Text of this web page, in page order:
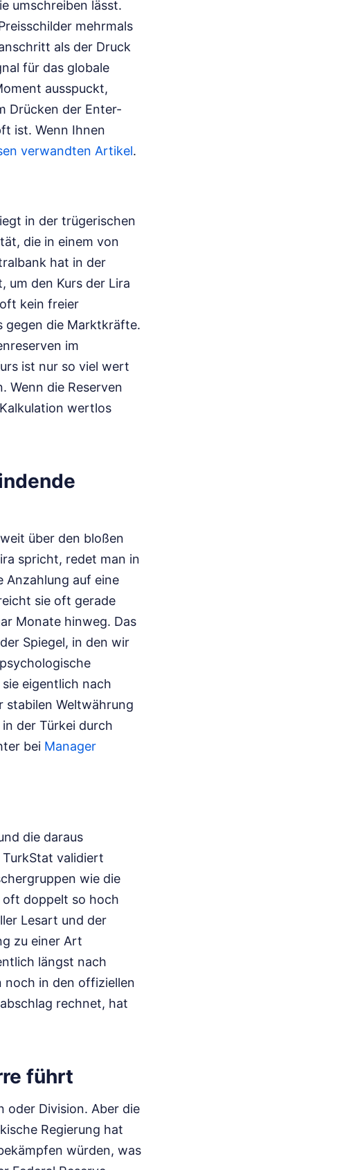
umschreiben lässt.
mehrmals
als der Druck
für das globale
ausspuckt,
Drücken der Enter-
ist. Wenn Ihnen
verwandten Artikel.
in der trügerischen
die in einem von
hat in der
um den Kurs der Lira
kein freier
gegen die Marktkräfte.
im
ist nur so viel wert
Wenn die Reserven
wertlos
über den bloßen
spricht, redet man in
Anzahlung auf eine
sie oft gerade
Monate hinweg. Das
Spiegel, in den wir
eigentlich nach
stabilen Weltwährung
der Türkei durch
bei Manager
die daraus
validiert
wie die
oft doppelt so hoch
Lesart und der
zu einer Art
längst nach
noch in den offiziellen
rechnet, hat
führt
oder Division. Aber die
Regierung hat
würden, was